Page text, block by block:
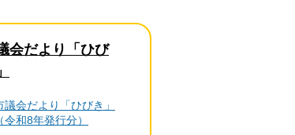
会だより「ひび
議会だより「ひびき」
（令和8年発行分）